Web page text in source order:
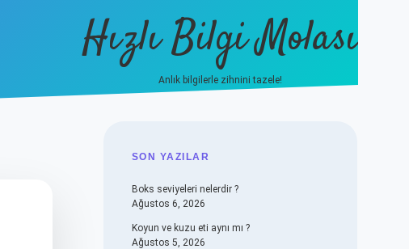
Hızlı Bilgi Molası
Anlık bilgilerle zihnini tazele!
SIDEBAR
SON YAZILAR
Boks seviyeleri nelerdir ?
Ağustos 6, 2026
Koyun ve kuzu eti aynı mı ?
Ağustos 5, 2026